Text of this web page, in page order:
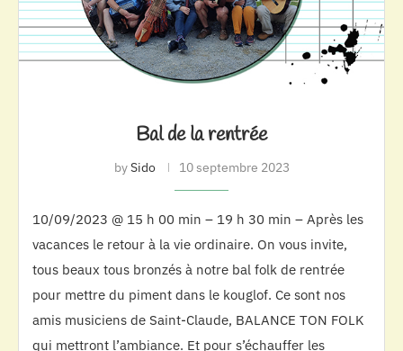
Bal de la rentrée
bySido 10 septembre 2023
10/09/2023 @ 15 h 00 min – 19 h 30 min – Après les
vacances le retour à la vie ordinaire. On vous invite,
tous beaux tous bronzés à notre bal folk de rentrée
pour mettre du piment dans le kouglof. Ce sont nos
amis musiciens de Saint-Claude, BALANCE TON FOLK
qui mettront l’ambiance. Et pour s’échauffer les